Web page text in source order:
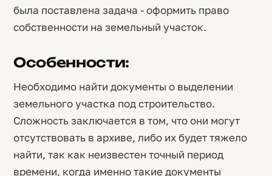
была поставлена задача - оформить право
собственности на земельный участок.
Особенности:
Необходимо найти документы о выделении
земельного участка под строительство.
Сложность заключается в том, что они могут
отсутствовать в архиве, либо их будет тяжело
найти, так как неизвестен точный период
времени, когда именно такие документы